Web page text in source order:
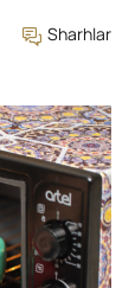
Sharhlar